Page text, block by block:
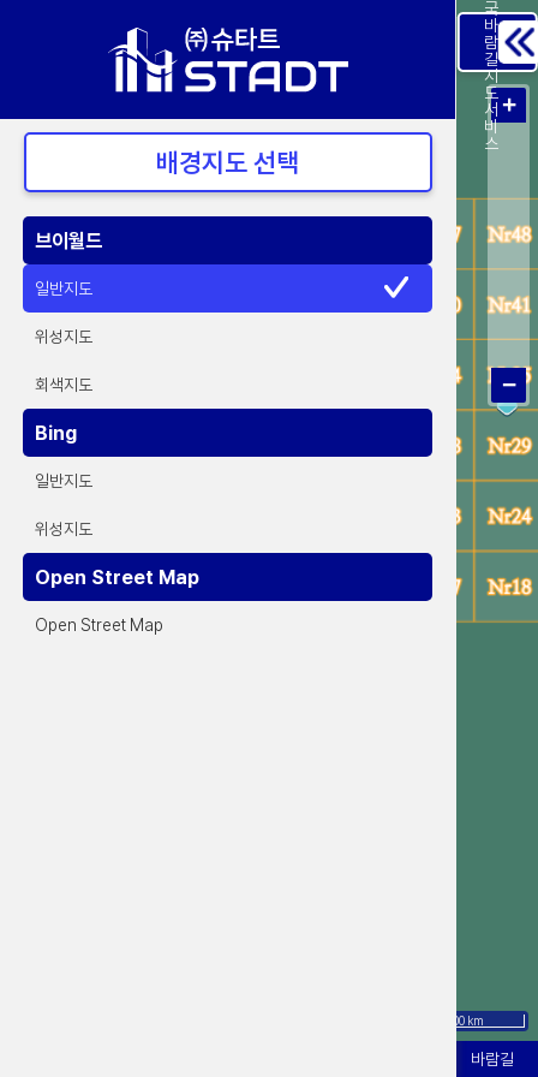
배경지도 선택
브이월드
일반지도
위성지도
회색지도
Bing
일반지도
위성지도
Open Street Map
Open Street Map
국
바
람
길
지
도
서
비
스
+
−
100 km
바람길